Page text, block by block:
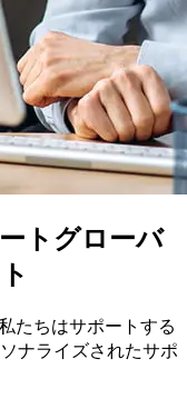
トグローバ
たちはサポートする
ナライズされたサポ